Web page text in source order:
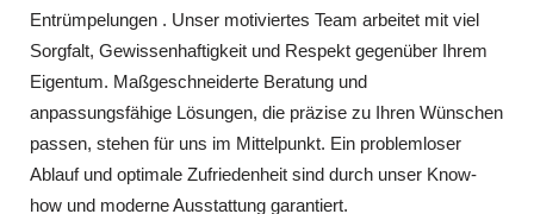
Entrümpelungen . Unser motiviertes Team arbeitet mit viel
Sorgfalt, Gewissenhaftigkeit und Respekt gegenüber Ihrem
Eigentum. Maßgeschneiderte Beratung und
anpassungsfähige Lösungen, die präzise zu Ihren Wünschen
passen, stehen für uns im Mittelpunkt. Ein problemloser
Ablauf und optimale Zufriedenheit sind durch unser Know-
how und moderne Ausstattung garantiert.